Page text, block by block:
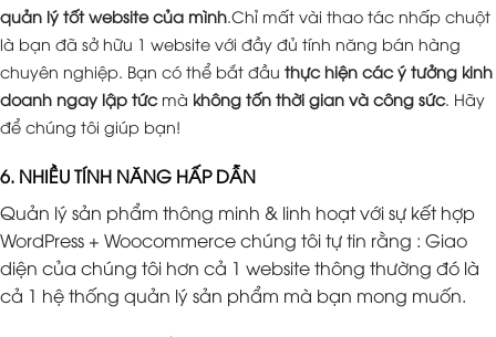
quản lý tốt website của mình .Chỉ mất vài thao tác nhấp chuột
là bạn đã sở hữu 1 website với đầy đủ tính năng bán hàng
chuyên nghiệp. Bạn có thể bắt đầu thực hiện các ý tưởng kinh
doanh ngay lập tứcmà không tốn thời gian và công sức. Hãy
để chúng tôi giúp bạn!
6. NHIỀU TÍNH NĂNG HẤP DẪN
Quản lý sản phẩm thông minh & linh hoạt với sự kết hợp
WordPress + Woocommerce chúng tôi tự tin rằng : Giao
diện của chúng tôi hơn cả 1 website thông thường đó là
cả 1 hệ thống quản lý sản phẩm mà bạn mong muốn.